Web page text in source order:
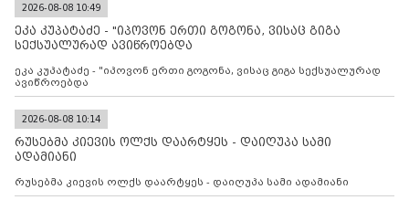
კონტროლს ოკუპირებულ რეგიონებში, აგრძელებს მათი
მილიტარიზაციის პროცესს და აქტიურად დგამს ნაბიჯებს მათი
ფაქტობრივი ანექსიისკენ
2026-08-08 10:49
ეკა კუპატაძე - "იპოვონ ერთი გოგონა, ვისაც გიგა
სექსუალურად ავიწროებდა
ეკა კუპატაძე - "იპოვონ ერთი გოგონა, ვისაც გიგა სექსუალურად
ავიწროებდა
2026-08-08 10:14
რუსებმა კიევის ოლქს დაარტყეს - დაიღუპა სამი
ადამიანი
რუსებმა კიევის ოლქს დაარტყეს - დაიღუპა სამი ადამიანი